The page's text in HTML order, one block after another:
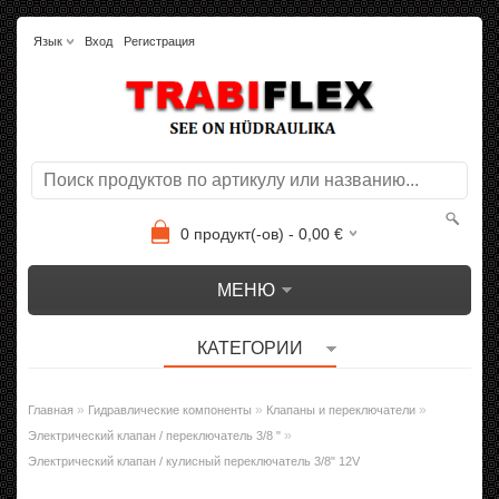
Язык Вход Регистрация
0 продукт(-ов) - 0,00 €
МЕНЮ
КАТЕГОРИИ
Главная » Гидравлические компоненты » Клапаны и переключатели »
Электрический клапан / переключатель 3/8 " »
Электрический клапан / кулисный переключатель 3/8" 12V